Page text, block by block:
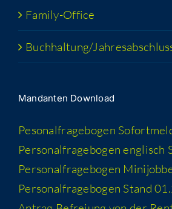
Fami­­ly-Office
Buchhaltung/​​
Man­dan­ten Download
Peso­nal­fra­ge­bo­gen
Per­so­nal­fra­ge­bo­gen eng­lisch
Per­so­nal­fra­ge­bo­gen
Per­so­nal­fra­ge­bo­gen Stand